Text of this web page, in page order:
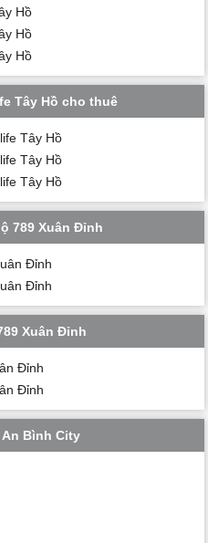
Hồ
Hồ
Hồ
Tây Hồ cho thuê
Tây Hồ
Tây Hồ
Tây Hồ
789 Xuân Đỉnh
Đỉnh
Đỉnh
Xuân Đỉnh
Đỉnh
Đỉnh
Bình City